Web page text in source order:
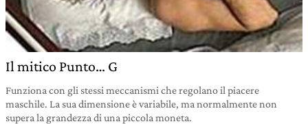
Il mitico Punto… G
Funziona con gli stessi meccanismi che regolano il piacere
maschile. La sua dimensione è variabile, ma normalmente non
supera la grandezza di una piccola moneta.